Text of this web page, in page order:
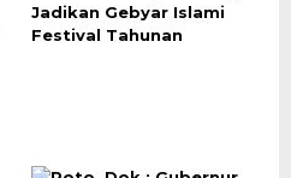
Jadikan Gebyar Islami
Festival Tahunan